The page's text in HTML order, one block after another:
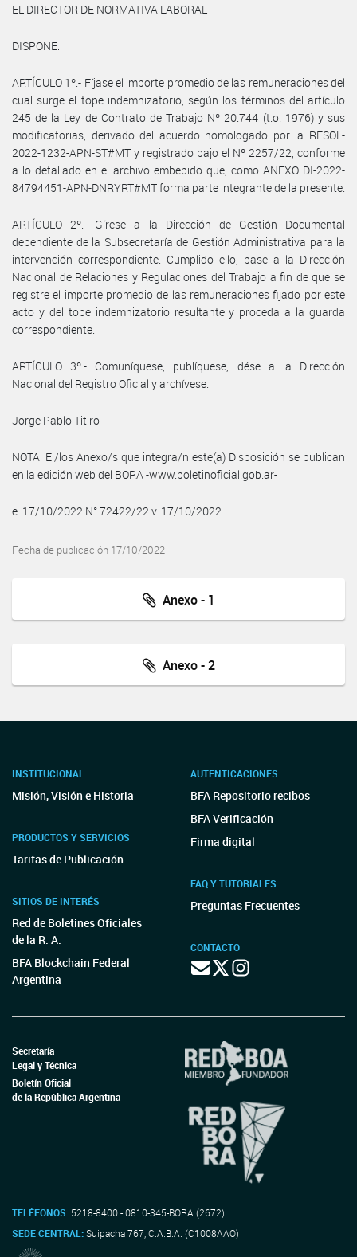
EL DIRECTOR DE NORMATIVA LABORAL
DISPONE:
ARTÍCULO 1º.- Fíjase el importe promedio de las remuneraciones del
cual surge el tope indemnizatorio, según los términos del artículo
245 de la Ley de Contrato de Trabajo Nº 20.744 (t.o. 1976) y sus
modificatorias, derivado del acuerdo homologado por la RESOL-
2022-1232-APN-ST#MT y registrado bajo el Nº 2257/22, conforme
a lo detallado en el archivo embebido que, como ANEXO DI-2022-
84794451-APN-DNRYRT#MT forma parte integrante de la presente.
ARTÍCULO 2º.- Gírese a la Dirección de Gestión Documental
dependiente de la Subsecretaría de Gestión Administrativa para la
intervención correspondiente. Cumplido ello, pase a la Dirección
Nacional de Relaciones y Regulaciones del Trabajo a fin de que se
registre el importe promedio de las remuneraciones fijado por este
acto y del tope indemnizatorio resultante y proceda a la guarda
correspondiente.
ARTÍCULO 3º.- Comuníquese, publíquese, dése a la Dirección
Nacional del Registro Oficial y archívese.
Jorge Pablo Titiro
NOTA: El/los Anexo/s que integra/n este(a) Disposición se publican
en la edición web del BORA -www.boletinoficial.gob.ar-
e. 17/10/2022 N° 72422/22 v. 17/10/2022
Fecha de publicación 17/10/2022
Anexo - 1
Anexo - 2
INSTITUCIONAL
Misión, Visión e Historia
PRODUCTOS Y SERVICIOS
Tarifas de Publicación
SITIOS DE INTERÉS
Red de Boletines Oficiales
de la R. A.
BFA Blockchain Federal
Argentina
AUTENTICACIONES
BFA Repositorio recibos
BFA Verificación
Firma digital
FAQ Y TUTORIALES
Preguntas Frecuentes
CONTACTO
Secretaría
Legal y Técnica
Boletín Oficial
de la República Argentina
TELÉFONOS: 5218-8400 - 0810-345-BORA (2672)
SEDE CENTRAL:Suipacha 767, C.A.B.A. (C1008AAO)